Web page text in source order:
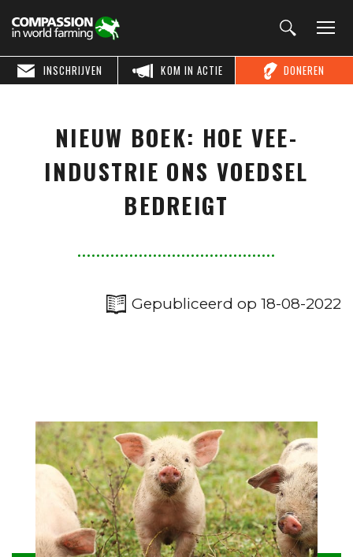
DONEREN
KOM IN ACTIE
INSCHRIJVEN
NIEUW BOEK: HOE VEE-
INDUSTRIE ONS VOEDSEL
BEDREIGT
Gepubliceerd op 18-08-2022